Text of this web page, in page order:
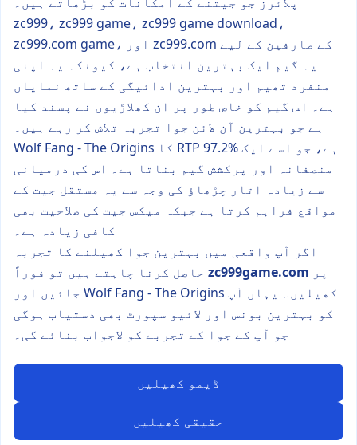
zc999، zc999 game، zc999 game download،
zc999.com game، اور zc999.com کے صارفین کے لیے
یہ گیم ایک بہترین انتخاب ہے، کیونکہ یہ اپنی
منفرد تھیم اور بہترین ادائیگی کے ساتھ نمایاں
ہے۔ اس گیم کو خاص طور پر ان کھلاڑیوں نے پسند کیا
ہے جو بہترین آن لائن جوا تجربہ تلاش کر رہے ہیں۔
Wolf Fang - The Origins کا RTP 97.2% ہے، جو اسے ایک
منصفانہ اور پرکشش گیم بناتا ہے۔ اس کی درمیانی
سے زیادہ اتار چڑھاؤ کی وجہ سے یہ مستقل جیت کے
مواقع فراہم کرتا ہے جبکہ میکس جیت کی صلاحیت بھی
کافی زیادہ ہے۔
اگر آپ واقعی میں بہترین جوا کھیلنے کا تجربہ
zc999game.com
جائیں اور Wolf Fang - The Origins کھیلیں۔ یہاں آپ
کو بہترین بونس اور لائیو سپورٹ بھی دستیاب ہوگی
جو آپ کے جوا کے تجربے کو لاجواب بنائے گی۔
ڈیمو کھیلیں
حقیقی کھیلیں